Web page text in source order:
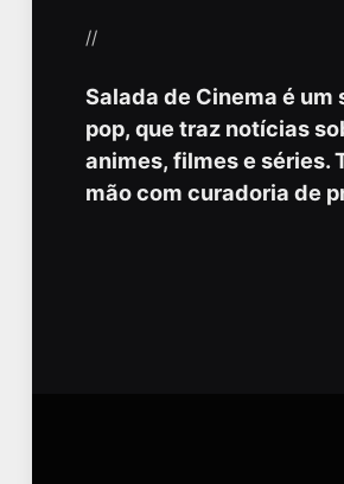
//
Salada de Cinema é um
pop, que traz notícias
animes, filmes e séries.
mão com curadoria de